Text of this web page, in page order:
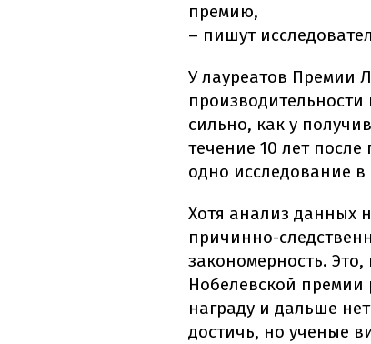
премию,
– пишут
У лауреатов Премии
сильно, как у
течение 10 лет
одно исследование
Хотя анализ данных
причинно-
закономерность.
Нобелевской
награду и дальше
достичь, но ученые